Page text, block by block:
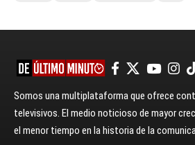
Somos una multiplataforma que ofrece
televisivos. El medio noticioso de mayor
el menor tiempo en la historia de la